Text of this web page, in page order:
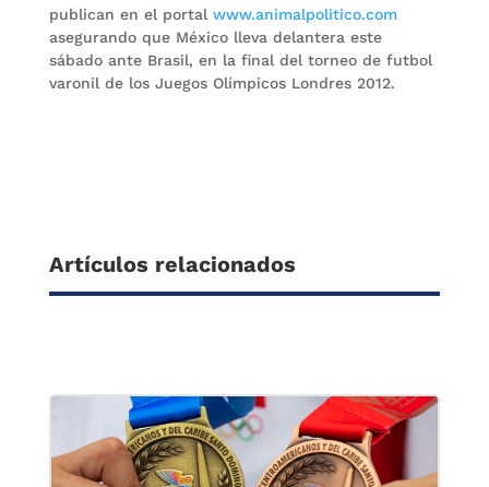
publican en el portal www.animalpolitico.com
asegurando que México lleva delantera este
sábado ante Brasil, en la final del torneo de futbol
varonil de los Juegos Olímpicos Londres 2012.
Artículos relacionados